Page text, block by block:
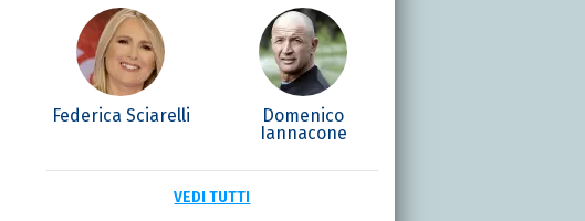
Federica Sciarelli
Domenico
Iannacone
VEDI TUTTI